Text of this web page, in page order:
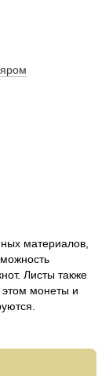
материалов,
Листы также
монеты и